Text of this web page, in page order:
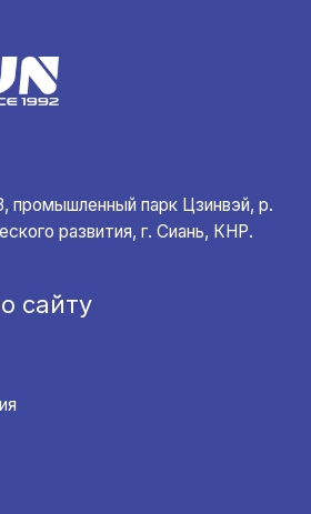
промышленный парк Цзинвэй, р.
развития, г. Сиань, КНР.
сайту